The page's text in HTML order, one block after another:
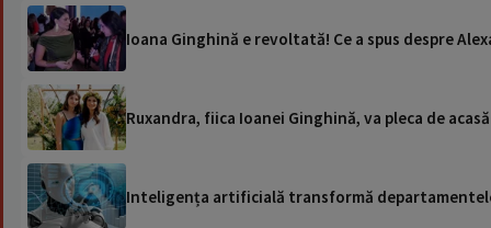
Ioana Ginghină e revoltată! Ce a spus despre
Ruxandra, fiica Ioanei Ginghină, va pleca de
Inteligența artificială transformă